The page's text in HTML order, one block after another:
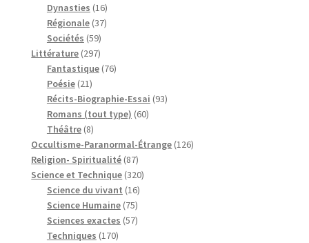
produits
Dynasties 1616
produits
Régionale 3737
Sociétés 5959
produits
Littérature 297297
produits
Fantastique 7676
Poésie 2121
produits
Récits-Biographie-Essai 9393
Romans (tout type) 6060
Théâtre 88
produits
Occultisme-Paranormal-Étrange 126126
Religion- Spiritualité 8787
produits
Science et Technique 320320
Science du vivant 1616
produits
Science Humaine 7575
produits
Sciences exactes 5757
Techniques 170170